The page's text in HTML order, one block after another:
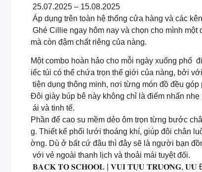
25.07.2025 – 15.08.2025
Áp dụng trên toàn hệ thống cửa hàng và các
Ghé Cillie ngay hôm nay và chọn cho mình
mà còn đậm chất riêng của nàng.
Một combo hoàn hảo cho mỗi ngày xuống phố
iếc túi có thể chứa trọn thế giới của nàng, bởi
tiện dụng thông minh, nơi từng món đồ đều
Đôi giày búp bê này không chỉ là điểm nhấn
ái và tinh tế.
Phần đế cao su mềm dẻo ôm trọn từng bước
g. Thiết kế phối lưới thoáng khí, giúp đôi chân
ờng. Dù ở bất cứ đâu thì đây sẽ là người bạn
với vẻ ngoài thanh lịch và thoải mái tuyệt đối.
𝐁𝐀𝐂𝐊 𝐓𝐎 𝐒𝐂𝐇𝐎𝐎𝐋 | 𝐕𝐔𝐈 𝐓𝐔̛̣𝐔 𝐓𝐑𝐔̛𝐎̛̀𝐍𝐆, 𝐔̛𝐔